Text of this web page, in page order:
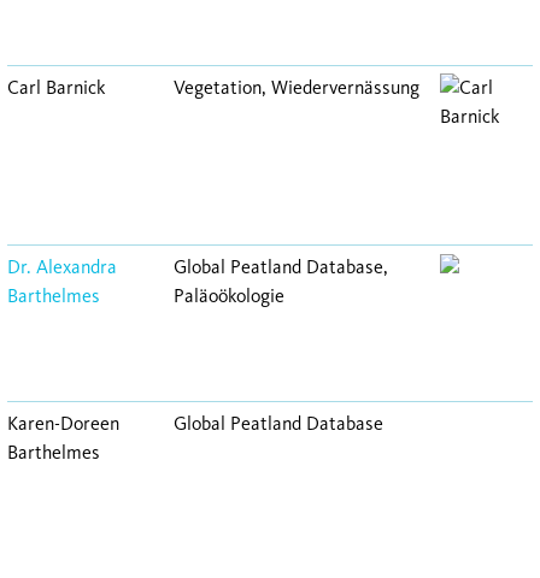
Carl Barnick Vegetation, Wiedervernässung
Dr. Alexandra
Barthelmes
Global Peatland Database,
Paläoökologie
Karen-Doreen
Barthelmes
Global Peatland Database